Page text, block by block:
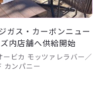
ガス・カーボンニュー
内店舗へ供給開始
ービカ モッツァレラバー／
カンパニー